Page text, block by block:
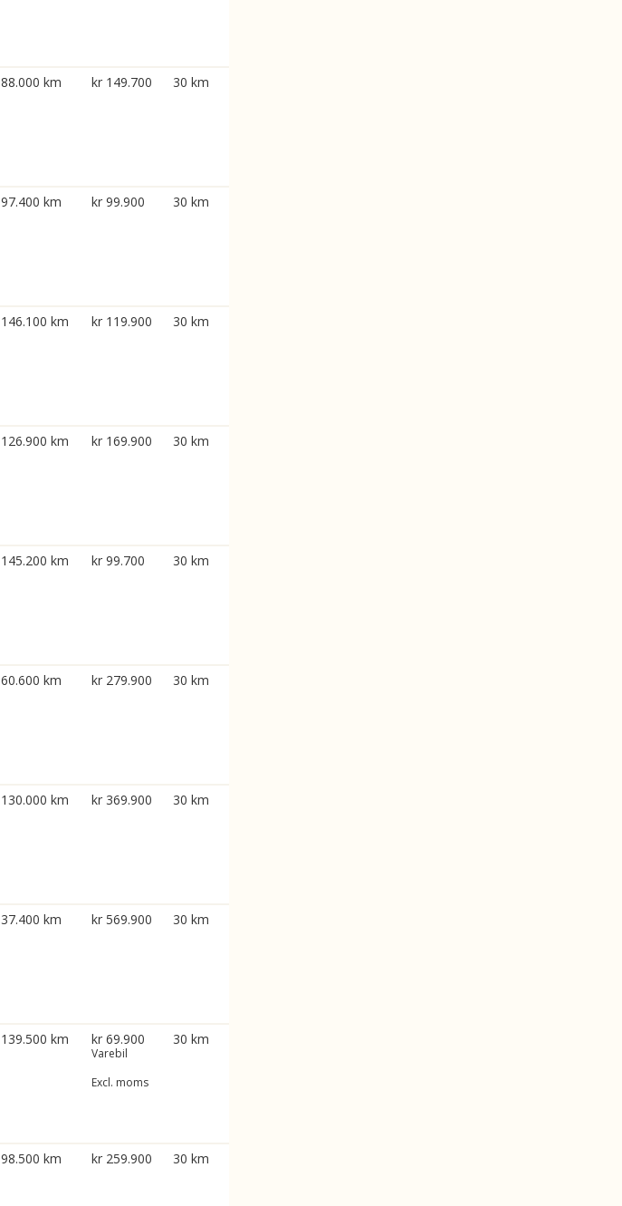
88.000 km kr 149.700 30 km
97.400 km kr 99.900 30 km
146.100 km kr 119.900 30 km
126.900 km kr 169.900 30 km
145.200 km kr 99.700 30 km
60.600 km kr 279.900 30 km
130.000 km kr 369.900 30 km
37.400 km kr 569.900 30 km
139.500 km kr 69.900
Varebil
Excl. moms
30 km
98.500 km kr 259.900 30 km